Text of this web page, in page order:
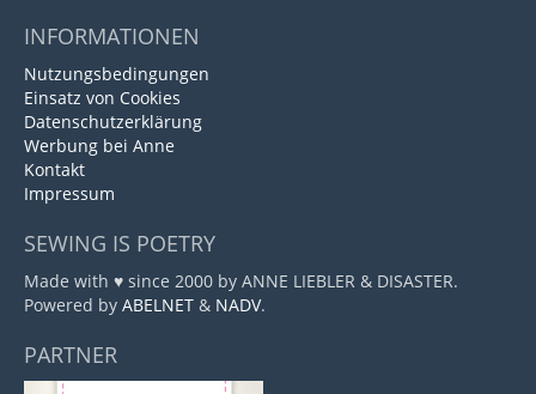
INFORMATIONEN
Nutzungsbedingungen
Einsatz von Cookies
Datenschutzerklärung
Werbung bei Anne
Kontakt
Impressum
SEWING IS POETRY
Made with ♥ since 2000 by ANNE LIEBLER & DISASTER.
Powered by ABELNET & NADV.
PARTNER